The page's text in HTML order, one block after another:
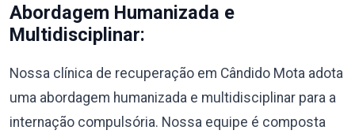
Abordagem Humanizada e
Multidisciplinar:
Nossa clínica de recuperação em Cândido Mota adota
uma abordagem humanizada e multidisciplinar para a
internação compulsória. Nossa equipe é composta